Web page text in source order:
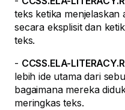
teks ketika menjelaskan
secara eksplisit dan
teks.
- CCSS.ELA-
lebih ide utama dari
bagaimana mereka
meringkas teks.